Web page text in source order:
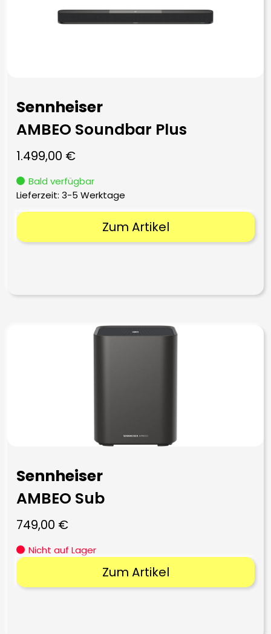
Sennheiser
AMBEO Soundbar Plus
1.499,00 €
Bald verfügbar
Lieferzeit: 3-5 Werktage
Zum Artikel
Sennheiser
AMBEO Sub
749,00 €
Nicht auf Lager
Zum Artikel